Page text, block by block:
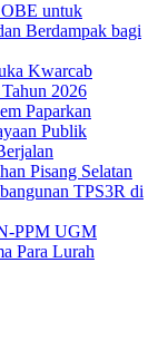
untuk
Berdampak bagi
Kwarcab
2026
Paparkan
Publik
Pisang Selatan
TPS3R di
PPM UGM
Para Lurah